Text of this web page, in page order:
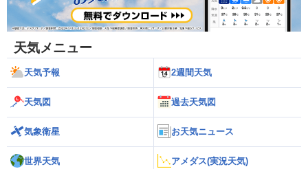
天気メニュー
天気予報 2週間天気
天気図 過去天気図
気象衛星 お天気ニュース
世界天気 アメダス(実況天気)